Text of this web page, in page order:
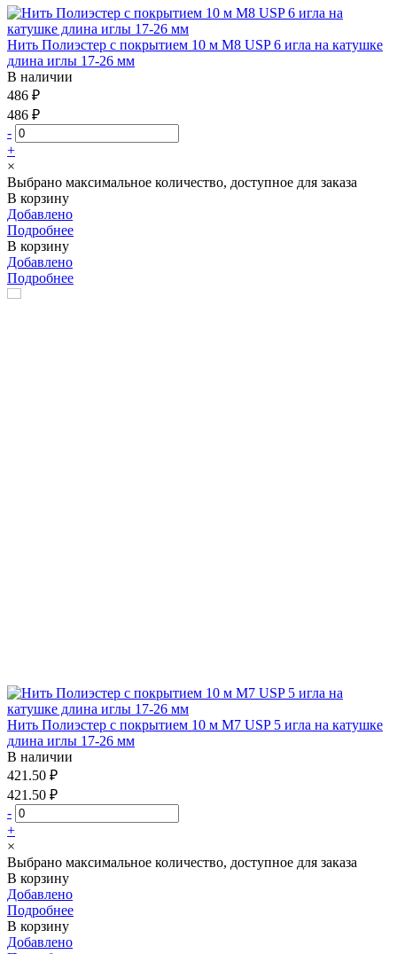
Нить Полиэстер с покрытием 10 м М8 USP 6 игла на катушке
длина иглы 17-26 мм
В наличии
486 ₽
486 ₽
-
+
×
Выбрано максимальное количество, доступное для заказа
В корзину
Добавлено
Подробнее
В корзину
Добавлено
Подробнее
Нить Полиэстер с покрытием 10 м М7 USP 5 игла на катушке
длина иглы 17-26 мм
В наличии
421.50 ₽
421.50 ₽
-
+
×
Выбрано максимальное количество, доступное для заказа
В корзину
Добавлено
Подробнее
В корзину
Добавлено